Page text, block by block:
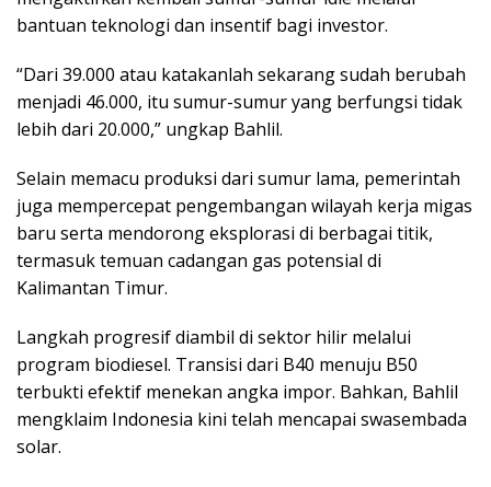
bantuan teknologi dan insentif bagi investor.
“Dari 39.000 atau katakanlah sekarang sudah berubah
menjadi 46.000, itu sumur-sumur yang berfungsi tidak
lebih dari 20.000,” ungkap Bahlil.
Selain memacu produksi dari sumur lama, pemerintah
juga mempercepat pengembangan wilayah kerja migas
baru serta mendorong eksplorasi di berbagai titik,
termasuk temuan cadangan gas potensial di
Kalimantan Timur.
Langkah progresif diambil di sektor hilir melalui
program biodiesel. Transisi dari B40 menuju B50
terbukti efektif menekan angka impor. Bahkan, Bahlil
mengklaim Indonesia kini telah mencapai swasembada
solar.